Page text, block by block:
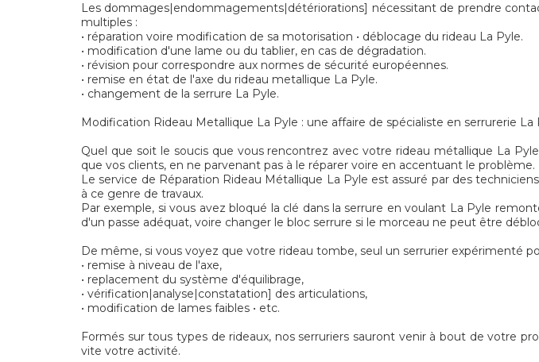
Les dommages|endommagements|détériorations] nécessitant de prendre
multiples :
• réparation voire modification de sa motorisation • déblocage du rideau La Pyle.
• modification d'une lame ou du tablier, en cas de dégradation.
• révision pour correspondre aux normes de sécurité européennes.
• remise en état de l'axe du rideau metallique La Pyle.
• changement de la serrure La Pyle.
Modification Rideau Metallique La Pyle : une affaire de spécialiste en serrurerie La
Quel que soit le soucis que vous rencontrez avec votre rideau métallique La
que vos clients, en ne parvenant pas à le réparer voire en accentuant le problème.
Le service de Réparation Rideau Métallique La Pyle est assuré par des
à ce genre de travaux.
Par exemple, si vous avez bloqué la clé dans la serrure en voulant La Pyle
d'un passe adéquat, voire changer le bloc serrure si le morceau ne peut être
De même, si vous voyez que votre rideau tombe, seul un serrurier expérimenté
• remise à niveau de l'axe,
• replacement du système d'équilibrage,
• vérification|analyse|constatation] des articulations,
• modification de lames faibles • etc.
Formés sur tous types de rideaux, nos serruriers sauront venir à bout de votre
vite votre activité.